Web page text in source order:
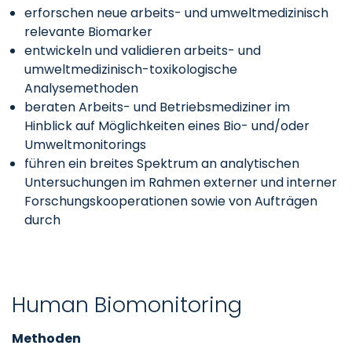
erforschen neue arbeits- und umweltmedizinisch
relevante Biomarker
entwickeln und validieren arbeits- und
umweltmedizinisch-toxikologische
Analysemethoden
beraten Arbeits- und Betriebsmediziner im
Hinblick auf Möglichkeiten eines Bio- und/oder
Umweltmonitorings
führen ein breites Spektrum an analytischen
Untersuchungen im Rahmen externer und interner
Forschungskooperationen sowie von Aufträgen
durch
Human Biomonitoring
Methoden